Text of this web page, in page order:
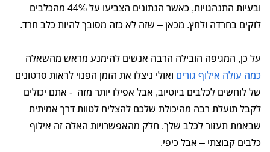
ובעיות התנהגויות, כאשר הנתונים הצביעו על 44% מהכלבים
לוקים בחרדה ולחץ. מכאן – שזה לא כזה מסובך להיות כלב חרד.
על כן, המגיפה הובילה הרבה אנשים להימנע מראש מהשאלה
כמה עולה אילוף גורים ואולי ניצלו את הזמן הפנוי לראות סרטונים
של לוחשים לכלבים ביוטיוב, אבל אפילו יותר מזה - אתם יכולים
לקבל תועלת רבה מהיכולת שלכם להצליח לטוות דרך אמיתית
שבאמת תעזור לכלב שלך. חלק מהאפשרויות האלה זה אילוף
כלבים קבוצתי – אבל כיפי.